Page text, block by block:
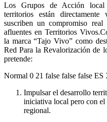
Los Grupos de Acción local
territorios están
suscriben un compromiso
afluentes en Territorios
la marca “Tajo Vivo” como
Red Para la Revalorización de
pretende:
Normal 0 21 false false false
Impulsar el desarrollo
iniciativa local pero con
regional.